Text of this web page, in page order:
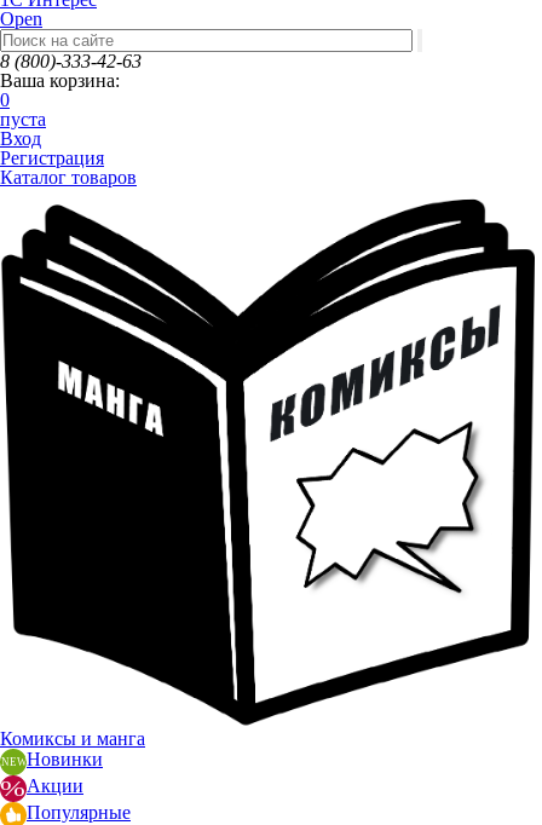
Open
8 (800)-333-42-63
Ваша корзина:
0
пуста
Вход
Регистрация
Каталог товаров
Комиксы и манга
Новинки
Акции
Популярные